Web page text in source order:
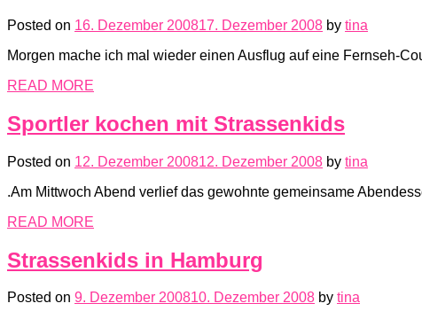
Posted on 16. Dezember 200817. Dezember 2008 by tina
Morgen mache ich mal wieder einen Ausflug auf eine Fernseh-
READ MORE
Sportler kochen mit Strassenkids
Posted on 12. Dezember 200812. Dezember 2008 by tina
.Am Mittwoch Abend verlief das gewohnte gemeinsame
READ MORE
Strassenkids in Hamburg
Posted on 9. Dezember 200810. Dezember 2008 by tina